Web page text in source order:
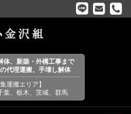
体、新築・外構工事まで
代理運搬、手壊し解体
運搬エリア】
葉、栃木、茨城、群馬